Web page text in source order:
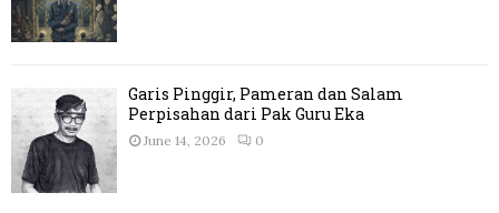
Garis Pinggir, Pameran dan Salam
Perpisahan dari Pak Guru Eka
June 14, 2026 0